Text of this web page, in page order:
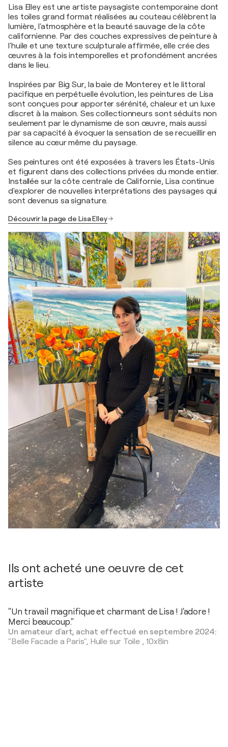
Lisa Elley est une artiste paysagiste contemporaine dont
les toiles grand format réalisées au couteau célèbrent la
lumière, l'atmosphère et la beauté sauvage de la côte
californienne. Par des couches expressives de peinture à
l'huile et une texture sculpturale affirmée, elle crée des
œuvres à la fois intemporelles et profondément ancrées
dans le lieu.
Inspirées par Big Sur, la baie de Monterey et le littoral
pacifique en perpétuelle évolution, les peintures de Lisa
sont conçues pour apporter sérénité, chaleur et un luxe
discret à la maison. Ses collectionneurs sont séduits non
seulement par le dynamisme de son œuvre, mais aussi
par sa capacité à évoquer la sensation de se recueillir en
silence au cœur même du paysage.
Ses peintures ont été exposées à travers les États-Unis
et figurent dans des collections privées du monde entier.
Installée sur la côte centrale de Californie, Lisa continue
d'explorer de nouvelles interprétations des paysages qui
sont devenus sa signature.
Découvrir la page de Lisa Elley
Ils ont acheté une oeuvre de cet
artiste
"Un travail magnifique et charmant de Lisa ! J'adore !
Merci beaucoup."
Un amateur d'art, achat effectué en septembre 2024:
"Belle Facade a Paris", Huile sur Toile , 10x8in